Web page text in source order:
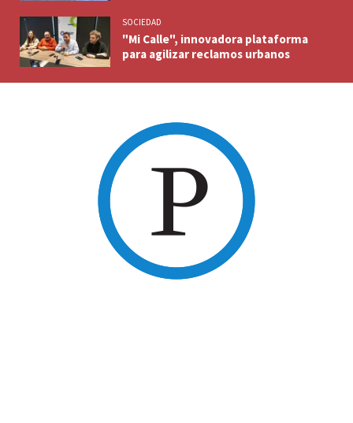
SOCIEDAD
"Mi Calle", innovadora plataforma
para agilizar reclamos urbanos